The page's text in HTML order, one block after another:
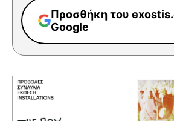
Προσθήκη του
Google